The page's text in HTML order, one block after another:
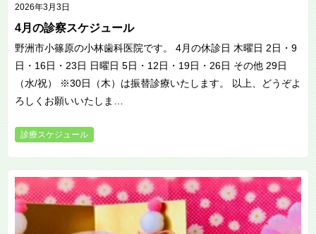
2026年3月3日
4月の診察スケジュール
野洲市小篠原の小林歯科医院です。 4月の休診日 木曜日 2日・9
日・16日・23日 日曜日 5日・12日・19日・26日 その他 29日
（水/祝） ※30日（木）は振替診療いたします。 以上、どうぞよ
ろしくお願いいたしま…
診療スケジュール